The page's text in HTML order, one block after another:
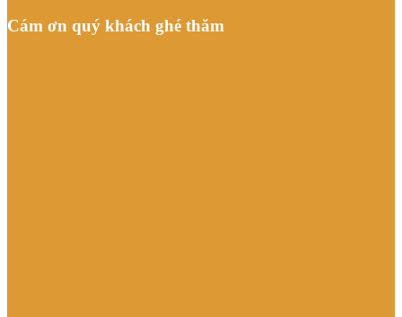
Cám ơn quý khách ghé thăm